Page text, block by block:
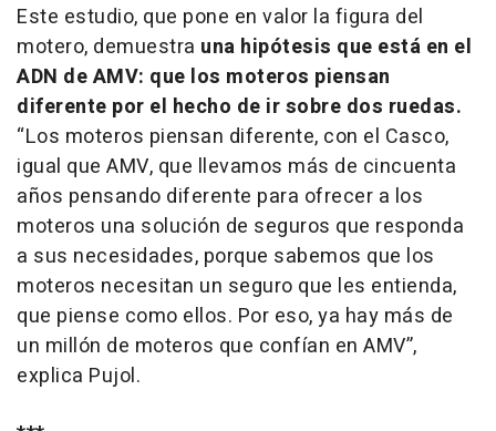
Este estudio, que pone en valor la figura del
motero, demuestra una hipótesis que está en el
ADN de AMV: que los moteros piensan
diferente por el hecho de ir sobre dos ruedas.
“Los moteros piensan diferente, con el Casco,
igual que AMV, que llevamos más de cincuenta
años pensando diferente para ofrecer a los
moteros una solución de seguros que responda
a sus necesidades, porque sabemos que los
moteros necesitan un seguro que les entienda,
que piense como ellos. Por eso, ya hay más de
un millón de moteros que confían en AMV”,
explica Pujol.